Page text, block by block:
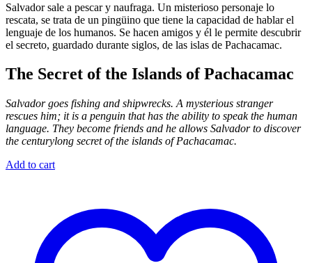
Salvador sale a pescar y naufraga. Un misterioso personaje lo
rescata, se trata de un pingüino que tiene la capacidad de hablar el
lenguaje de los humanos. Se hacen amigos y él le permite descubrir
el secreto, guardado durante siglos, de las islas de Pachacamac.
The Secret of the Islands of Pachacamac
Salvador goes fishing and shipwrecks. A mysterious stranger
rescues him; it is a penguin that has the ability to speak the human
language. They become friends and he allows Salvador to discover
the centurylong secret of the islands of Pachacamac.
Add to cart